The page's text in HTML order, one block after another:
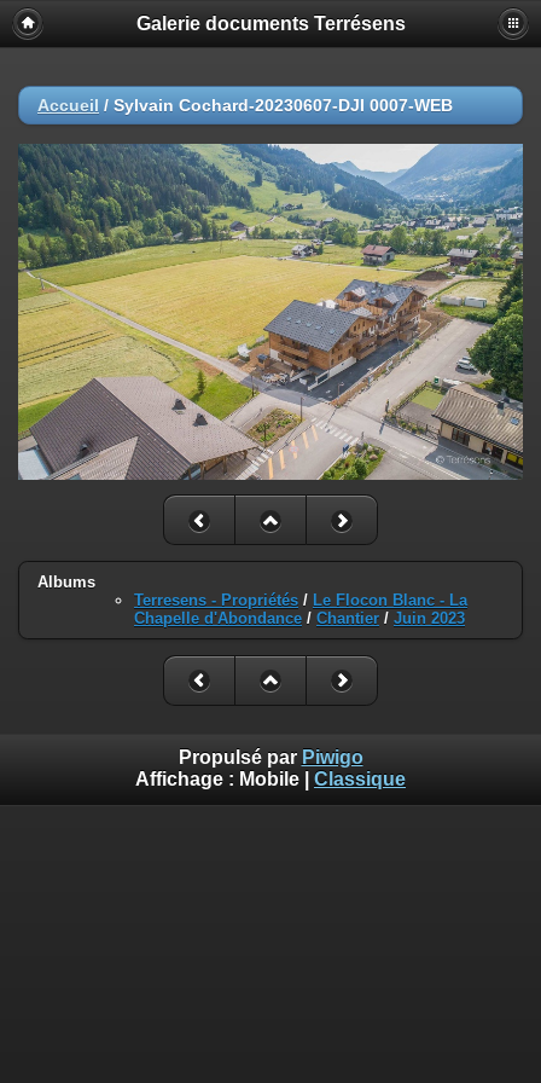
Galerie documents Terrésens
Accueil / Sylvain Cochard-20230607-DJI 0007-WEB
Albums
Terresens - Propriétés / Le Flocon Blanc - La
Chapelle d'Abondance / Chantier / Juin 2023
Propulsé par Piwigo
Affichage : Mobile Classique